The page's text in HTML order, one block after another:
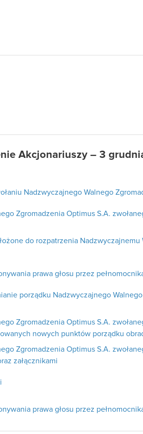
Akcjonariuszy – 3
Nadzwyczajnego Walnego
Zgromadzenia Optimus S.A.
do rozpatrzenia Nadzwyczajnemu
prawa głosu przez
porządku Nadzwyczajnego
Zgromadzenia Optimus S.A.
nowych punktów porządku
Zgromadzenia Optimus S.A.
załącznikami
prawa głosu przez